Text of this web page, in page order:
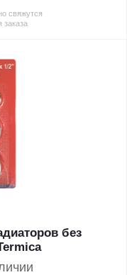
свяжутся
заказа
без